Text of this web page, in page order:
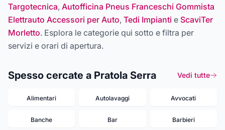
Targotecnica, Autofficina Pneus Franceschi Gommista
Elettrauto Accessori per Auto, Tedi Impianti e ScaviTer
Morletto. Esplora le categorie qui sotto e filtra per
servizi e orari di apertura.
Spesso cercate a Pratola Serra Vedi tutte
Alimentari Autolavaggi Avvocati
Banche Bar Barbieri